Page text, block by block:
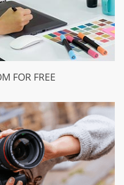
FOR FREE